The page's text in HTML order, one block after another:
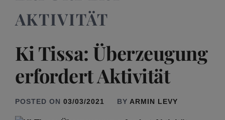
AKTIVITÄT
Ki Tissa: Überzeugung
erfordert Aktivität
POSTED ON 03/03/2021 BY ARMIN LEVY